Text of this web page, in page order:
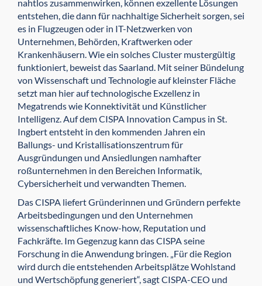
nahtlos zusammenwirken, können exzellente Lösungen
entstehen, die dann für nachhaltige Sicherheit sorgen, sei
es in Flugzeugen oder in IT-Netzwerken von
Unternehmen, Be­hörden, Kraftwerken oder
Krankenhäusern. Wie ein solches Cluster mustergültig
funktioniert, beweist das Saarland. Mit seiner Bündelung
von Wissenschaft und Technologie auf kleinster Fläche
setzt man hier auf technologische Ex­zellenz in
Megatrends wie Konnektivität und Künstlicher
Intelligenz. Auf dem CISPA Innovation Campus in St.
Ingbert entsteht in den kommenden Jahren ein
Ballungs- und Kristallisations­zentrum für
Ausgründungen und Ansiedlungen namhafter
roßunternehmen in den Bereichen Informatik,
Cybersicherheit und verwandten Themen.
Das CISPA liefert Gründerinnen und Gründern perfekte
Arbeitsbedingungen und den Unternehmen
wissenschaftliches Know-how, Reputation und
Fachkräfte. Im Gegenzug kann das CISPA seine
Forschung in die Anwendung bringen. „Für die Region
wird durch die entstehenden Arbeitsplätze Wohlstand
und Wertschöpfung generiert“, sagt CISPA-CEO und